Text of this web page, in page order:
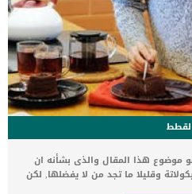
موضوع هذا المقال والذى بشأنه ان
وقليلا ما تجد من لا يفضلها, لكن